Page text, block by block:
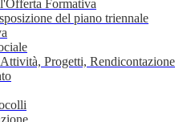
Formativa
del piano triennale
Progetti, Rendicontazione